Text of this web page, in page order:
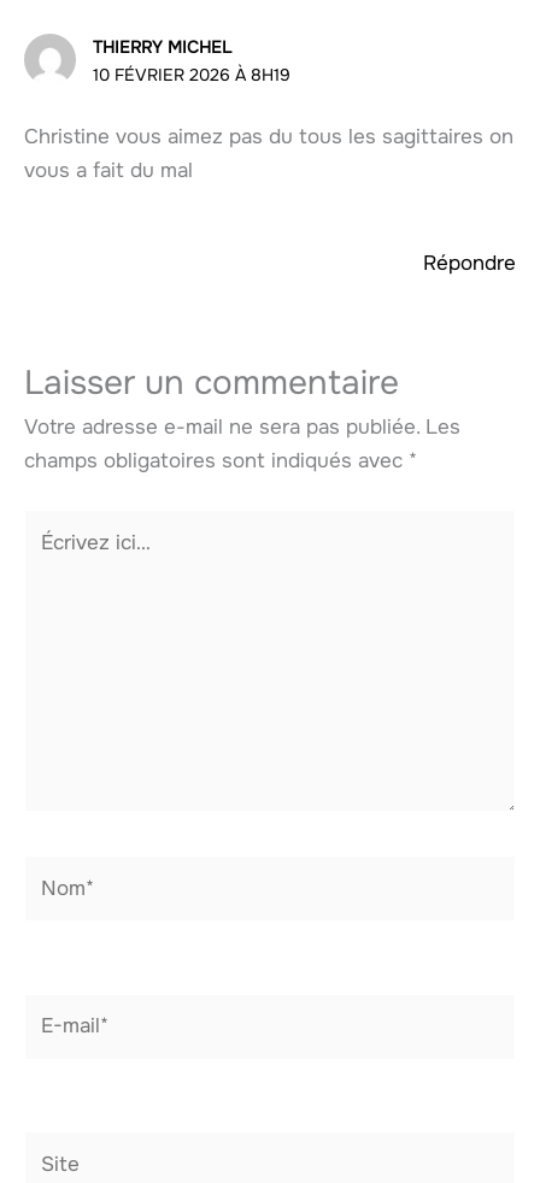
THIERRY MICHEL
10 FÉVRIER 2026 À 8H19
Christine vous aimez pas du tous les sagittaires on
vous a fait du mal
Répondre
Laisser un commentaire
Votre adresse e-mail ne sera pas publiée. Les
champs obligatoires sont indiqués avec *
Écrivez